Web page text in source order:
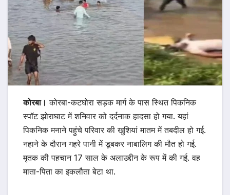
कोरबा। कोरबा-कटघोरा सड़क मार्ग के पास स्थित पिकनिक
स्पॉट झोराघाट में शनिवार को दर्दनाक हादसा हो गया. यहां
पिकनिक मनाने पहुंचे परिवार की खुशियां मातम में तबदील हो गई.
नहाने के दौरान गहरे पानी में डूबकर नाबालिग की मौत हो गई.
मृतक की पहचान 17 साल के अलाउद्दीन के रूप में की गई. वह
माता-पिता का इकलौता बेटा था.